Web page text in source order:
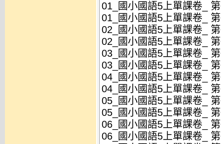
01_國小國語5上單課卷_
01_國小國語5上單課卷_
02_國小國語5上單課卷_
02_國小國語5上單課卷_
03_國小國語5上單課卷_
03_國小國語5上單課卷_
04_國小國語5上單課卷_
04_國小國語5上單課卷_
05_國小國語5上單課卷_
05_國小國語5上單課卷_
06_國小國語5上單課卷_
06_國小國語5上單課卷_